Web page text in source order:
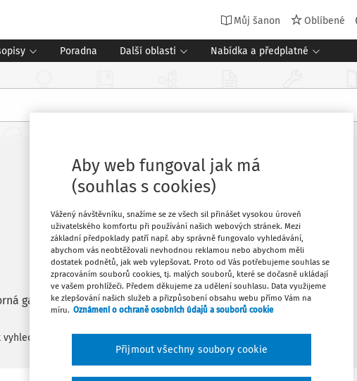
Můj šanon Oblíbené
Poradna Další oblasti Nabídka a předplatné
garantka vzdělávání Linky bezpečí a lektorka krizové intervence
vyhledaných dokumentů:3
Aby web fungoval jak má
(souhlas s cookies)
Vážený návštěvníku, snažíme se ze všech sil přinášet vysokou úroveň
uživatelského komfortu při používání našich webových stránek. Mezi
základní předpoklady patří např. aby správně fungovalo vyhledávání,
abychom vás neobtěžovali nevhodnou reklamou nebo abychom měli
dostatek podnětů, jak web vylepšovat. Proto od Vás potřebujeme souhlas se
zpracováním souborů cookies, tj. malých souborů, které se dočasně ukládají
ve vašem prohlížeči. Předem děkujeme za udělení souhlasu. Data využijeme
ke zlepšování našich služeb a přizpůsobení obsahu webu přímo Vám na
míru. Oznámení o ochraně osobních údajů a souborů cookie
Přijmout všechny soubory cookie